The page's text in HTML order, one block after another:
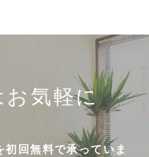
気軽に
回無料で承っていま